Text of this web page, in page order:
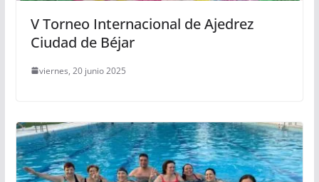
V Torneo Internacional de Ajedrez
Ciudad de Béjar
viernes, 20 junio 2025